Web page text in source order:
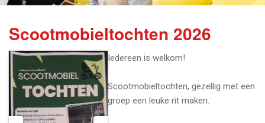
Scootmobieltochten 2026
Iedereen is welkom!
Scootmobieltochten, gezellig met een
groep een leuke rit maken.